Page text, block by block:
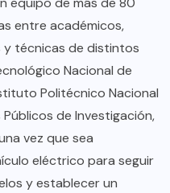
entre académicos,
y técnicas de distintos
Nacional de
Politécnico Nacional
de Investigación,
vez que sea
eléctrico para seguir
y establecer un